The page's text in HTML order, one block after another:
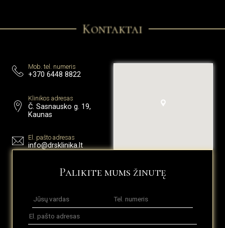
Kontaktai
Mob. tel. numeris
+370 6448 8822
Klinikos adresas
Č. Sasnausko g. 19,
Kaunas
El. pašto adresas
info@drsklinika.lt
Palikite mums žinutę